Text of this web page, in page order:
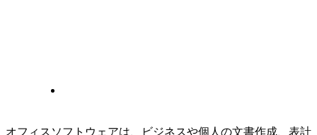
オフィスソフトウェアは、ビジネスや個人の文書作成、表計